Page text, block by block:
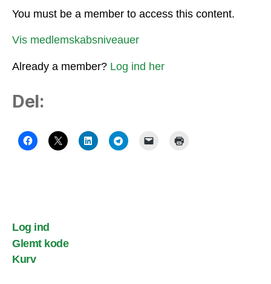
You must be a member to access this content.
Vis medlemskabsniveauer
Already a member? Log ind her
Del:
Log ind
Glemt kode
Kurv